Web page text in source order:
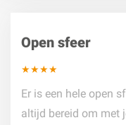
Open sfeer
★★★★
Er is een hele open
altijd bereid om met